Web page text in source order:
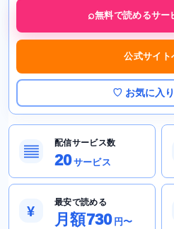
無料で読めるサー
公式サイト
♡ お気に入
▤
配信サービス数
20サービス
¥
最安で読める
月額730 円〜